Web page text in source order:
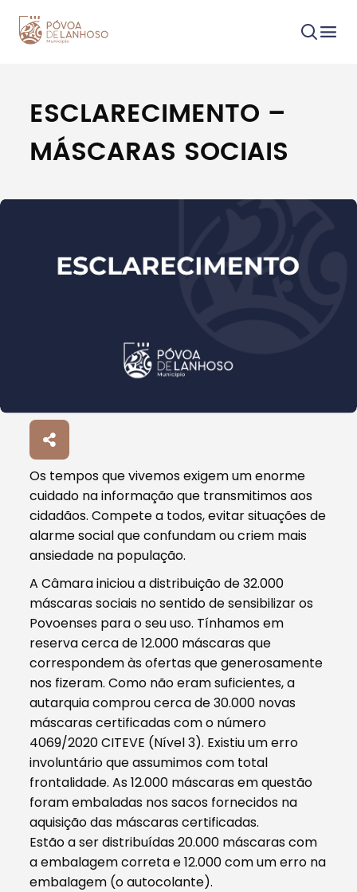
Procurar
ESCLARECIMENTO –
MÁSCARAS SOCIAIS
Os tempos que vivemos exigem um enorme
cuidado na informação que transmitimos aos
cidadãos. Compete a todos, evitar situações de
alarme social que confundam ou criem mais
ansiedade na população.
A Câmara iniciou a distribuição de 32.000
máscaras sociais no sentido de sensibilizar os
Povoenses para o seu uso. Tínhamos em
reserva cerca de 12.000 máscaras que
correspondem às ofertas que generosamente
nos fizeram. Como não eram suficientes, a
autarquia comprou cerca de 30.000 novas
máscaras certificadas com o número
4069/2020 CITEVE (Nível 3). Existiu um erro
involuntário que assumimos com total
frontalidade. As 12.000 máscaras em questão
foram embaladas nos sacos fornecidos na
aquisição das máscaras certificadas.
Estão a ser distribuídas 20.000 máscaras com
a embalagem correta e 12.000 com um erro na
embalagem (o autocolante).